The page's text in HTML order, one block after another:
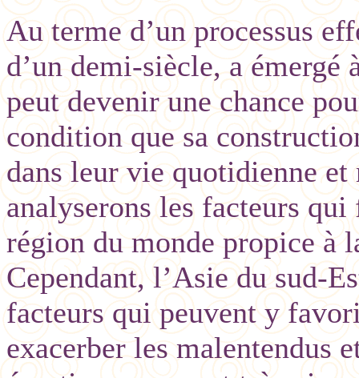
Au terme d’un processus
d’un demi-siècle, a émergé
peut devenir une chance
condition que sa
dans leur vie quotidienne
analyserons les facteurs
région du monde propice à
Cependant, l’Asie du sud-
facteurs qui peuvent y
exacerber les malentendus